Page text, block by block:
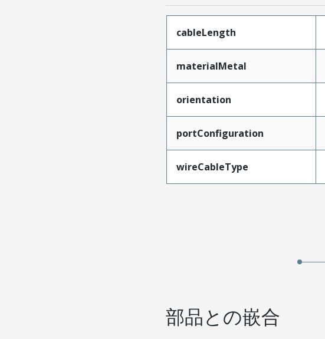
cableLength
materialMetal
orientation
portConfiguration
wireCableType
部品との嵌合